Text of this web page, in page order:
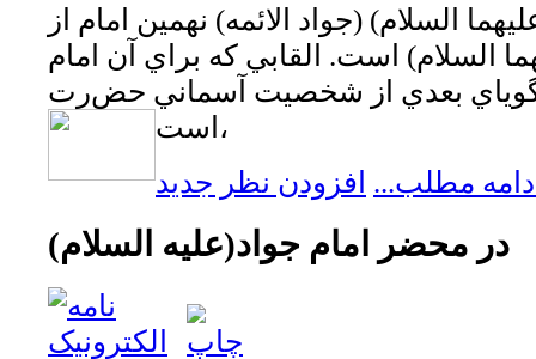
السلام) (جواد الائمه) نهمين امام از
السلام) است. القابي كه براي آن امام
گوياي بعدي از شخصيت آسماني حضرت
است،
مطلب... افزودن نظر جدید
در محضر امام جواد(عليه السلام)